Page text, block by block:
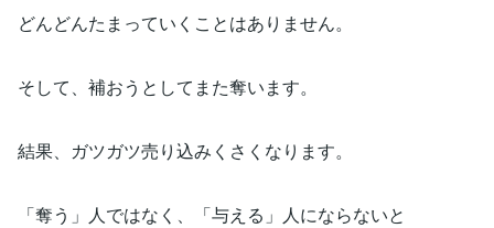
どんどんたまっていくことはありません。
そして、補おうとしてまた奪います。
結果、ガツガツ売り込みくさくなります。
「奪う」人ではなく、「与える」人にならないと